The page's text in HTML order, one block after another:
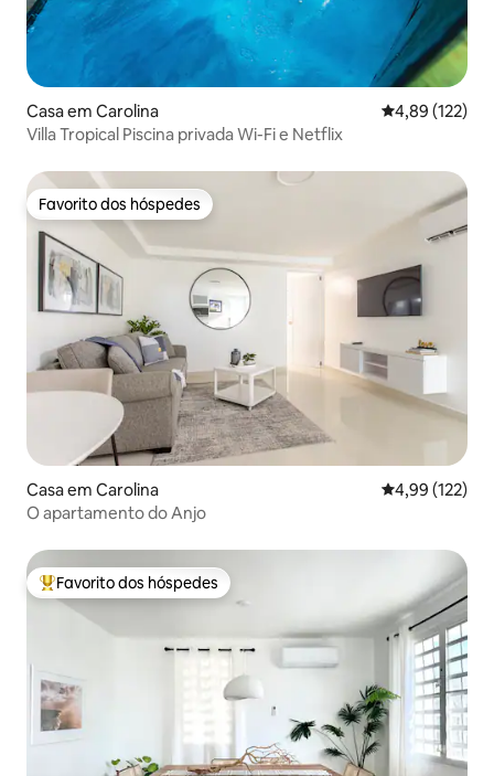
Casa em Carolina Classificação
4,89 (122)
Villa Tropical Piscina privada Wi-Fi e Netflix
Favorito dos hóspedes
Favorito dos hóspedes
Casa em Carolina Classificação
4,99 (122)
O apartamento do Anjo
Favoritos dos hóspedes mais apreciados
Favorito dos hóspedes